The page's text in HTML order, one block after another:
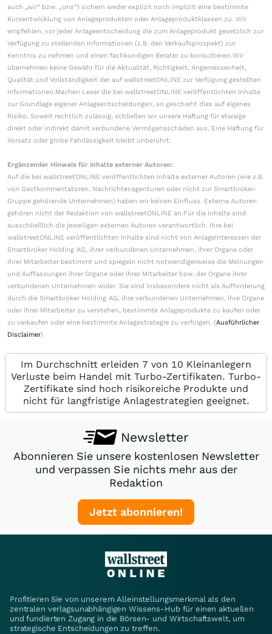
auch „wir“ bzw. „uns“) sichern weder explizit noch implizit eine bestimmte
Kursentwicklung von Anlageprodukten oder Anlageproduktklassen zu. Wir
empfehlen, vor jeder Anlageentscheidung die zum Anlageprodukt gesetzlich zur
Verfügung zu stellenden Informationen (z.B. den Verkaufsprospekt) zur
Kenntnis zu nehmen und einen fachkundigen Berater zu konsultieren.Wir
übernehmen keine Gewähr für die Aktualität, Richtigkeit, Angemessenheit,
Qualität und Vollständigkeit der auf wallstreetONLINE zur Verfügung gestellten
Informationen.Machen Leser die bei wallstreetONLINE veröffentlichten Inhalte
zur Grundlage eigener Anlageentscheidungen, so geschieht dies auf eigenes
Risiko. Soweit rechtlich zulässig, schließen wir unsere Haftung für etwaige
direkt oder indirekt damit verbundene Vermögensschäden aus. Eine Haftung für
Vorsatz oder grobe Fahrlässigkeit bleibt unberührt.
Ergänzender Hinweis für Inhalte externer Autoren:
Auf die bei wallstreetONLINE veröffentlichten Inhalte externer Autoren (wie z.B.
von Gastkommentatoren, Nachrichtenagenturen oder nicht zur Smartbroker-
Gruppe gehörende Unternehmen) haben wir keinen Einfluss. Externe Autoren
gehören nicht der Redaktion von wallstreetONLINE an.Für die Inhalte sind
ausschließlich die jeweiligen externen Autoren verantwortlich. Ihre bei
wallstreetONLINE veröffentlichten Inhalte sind nicht von Anlageinteressen der
Smartbroker Holding AG, ihrer verbundenen Unternehmen, ihrer Organe oder
ihrer Mitarbeiter bestimmt und spiegeln nicht notwendigerweise die Meinungen
und Auffassungen ihrer Organe oder ihrer Mitarbeiter bzw. der Organe ihrer
verbundenen Unternehmen wider. Sie sind insbesondere nicht als Aufforderung
durch die Smartbroker Holding AG, ihre verbundenen Unternehmen, ihre Organe
oder ihrer Mitarbeiter zu verstehen, bestimmte Anlageprodukte zu kaufen oder
zu verkaufen oder eine bestimmte Anlagestrategie zu verfolgen. (Ausführlicher
Disclaimer)
Im Durchschnitt erleiden 7 von 10 Kleinanlegern
Verluste beim Handel mit Turbo-Zertifikaten. Turbo-
Zertifikate sind hoch risikoreiche Produkte und
nicht für langfristige Anlagestrategien geeignet.
Newsletter
Abonnieren Sie unsere kostenlosen Newsletter
und verpassen Sie nichts mehr aus der
Redaktion
Jetzt abonnieren!
Profitieren Sie von unserem Alleinstellungsmerkmal als den
zentralen verlagsunabhängigen Wissens-Hub für einen aktuellen
und fundierten Zugang in die Börsen- und Wirtschaftswelt, um
strategische Entscheidungen zu treffen.